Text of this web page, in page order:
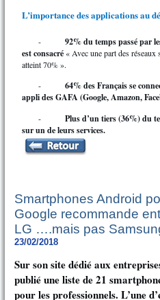
L’importance des applications au
- 92% du temps passé par
est consacré« Avec une part des
atteint 70% ».
- 64% des Français se
appli des GAFA (Google, Amazon,
- Plus d’un tiers (36%) du
sur un de leurs services.
Smartphones Android
Google recommande
LG ….mais pas
23/02/2018
Sur son site dédié aux
publié une liste de 21
pour les professionnels. L’une